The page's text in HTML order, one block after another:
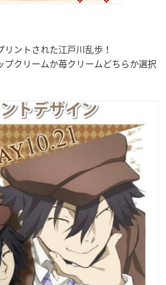
ントされた江戸川乱歩！
プクリームか苺クリームどちらか選択